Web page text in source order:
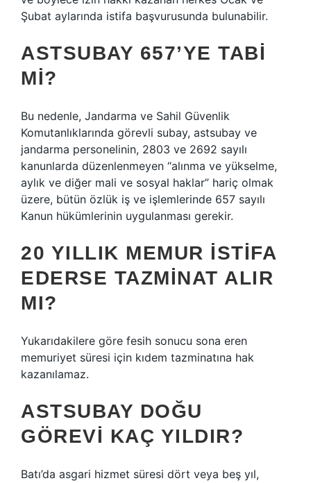
Şubat aylarında istifa başvurusunda bulunabilir.
ASTSUBAY 657’YE TABI
MI?
Bu nedenle, Jandarma ve Sahil Güvenlik
Komutanlıklarında görevli subay, astsubay ve
jandarma personelinin, 2803 ve 2692 sayılı
kanunlarda düzenlenmeyen “alınma ve yükselme,
aylık ve diğer mali ve sosyal haklar” hariç olmak
üzere, bütün özlük iş ve işlemlerinde 657 sayılı
Kanun hükümlerinin uygulanması gerekir.
20 YILLIK MEMUR ISTIFA
EDERSE TAZMINAT ALIR
MI?
Yukarıdakilere göre fesih sonucu sona eren
memuriyet süresi için kıdem tazminatına hak
kazanılamaz.
ASTSUBAY DOĞU
GÖREVI KAÇ YILDIR?
Batı’da asgari hizmet süresi dört veya beş yıl,